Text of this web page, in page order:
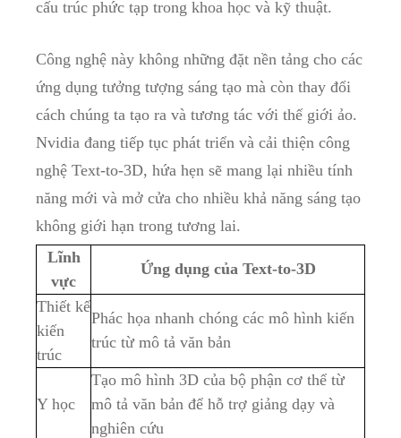
cấu trúc phức tạp trong khoa học và kỹ thuật.
Công nghệ này không những đặt nền tảng cho các
ứng dụng tưởng tượng sáng tạo mà còn thay đổi
cách chúng ta tạo ra và tương tác với thế giới ảo.
Nvidia đang tiếp tục phát triển và cải thiện công
nghệ Text-to-3D, hứa hẹn sẽ mang lại nhiều tính
năng mới và mở cửa cho nhiều khả năng sáng tạo
không giới hạn trong tương lai.
Lĩnh
vực
Ứng dụng của Text-to-3D
Thiết kế
kiến
trúc
Phác họa nhanh chóng các mô hình kiến
trúc từ mô tả văn bản
Y học
Tạo mô hình 3D của bộ phận cơ thể từ
mô tả văn bản để hỗ trợ giảng dạy và
nghiên cứu